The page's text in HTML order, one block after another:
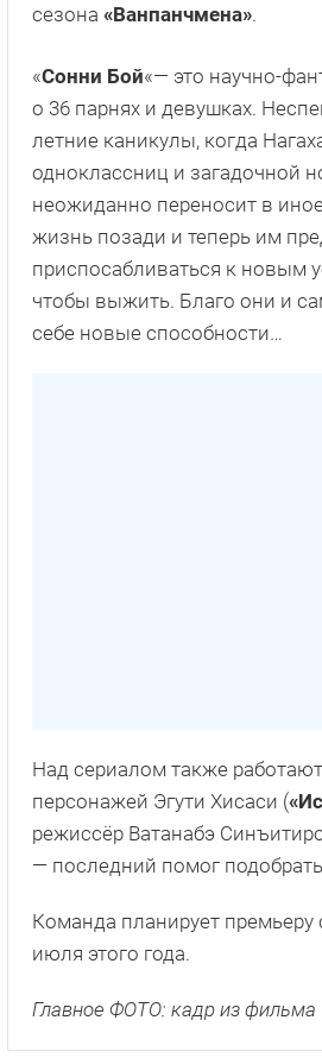
сезона «Ванпанчмена».
«Сонни Бой«— это научно-
о 36 парнях и девушках.
летние каникулы, когда
одноклассниц и загадочной
неожиданно переносит в
жизнь позади и теперь им
приспосабливаться к новым
чтобы выжить. Благо они и
себе новые способности…
Над сериалом также
персонажей Эгути Хисаси (
режиссёр Ватанабэ
— последний помог
Команда планирует премьеру
июля этого года.
Главное ФОТО: кадр из фильма